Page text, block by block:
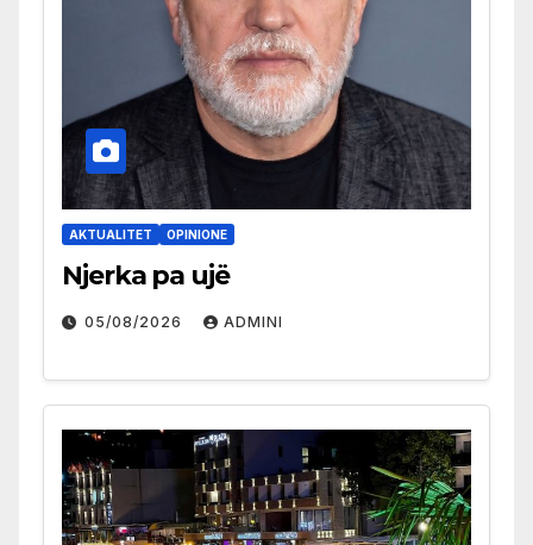
AKTUALITET OPINIONE
Njerka pa ujë
05/08/2026 ADMINI